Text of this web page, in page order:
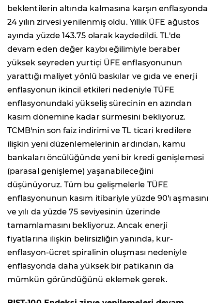
beklentilerin altında kalmasına karşın enflasyonda
24 yılın zirvesi yenilenmiş oldu. Yıllık ÜFE ağustos
ayında yüzde 143.75 olarak kaydedildi. TL'de
devam eden değer kaybı eğilimiyle beraber
yüksek seyreden yurtiçi ÜFE enflasyonunun
yarattığı maliyet yönlü baskılar ve gıda ve enerji
enflasyonun ikincil etkileri nedeniyle TÜFE
enflasyonundaki yükseliş sürecinin en azından
kasım dönemine kadar sürmesini bekliyoruz.
TCMB'nin son faiz indirimi ve TL ticari kredilere
ilişkin yeni düzenlemelerinin ardından, kamu
bankaları öncülüğünde yeni bir kredi genişlemesi
(parasal genişleme) yaşanabileceğini
düşünüyoruz. Tüm bu gelişmelerle TÜFE
enflasyonunun kasım itibariyle yüzde 90'ı aşmasını
ve yılı da yüzde 75 seviyesinin üzerinde
tamamlamasını bekliyoruz. Ancak enerji
fiyatlarına ilişkin belirsizliğin yanında, kur-
enflasyon-ücret spiralinin oluşması nedeniyle
enflasyonda daha yüksek bir patikanın da
mümkün göründüğünü eklemek gerek.